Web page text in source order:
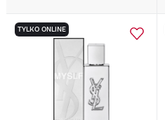
TYLKO ONLINE